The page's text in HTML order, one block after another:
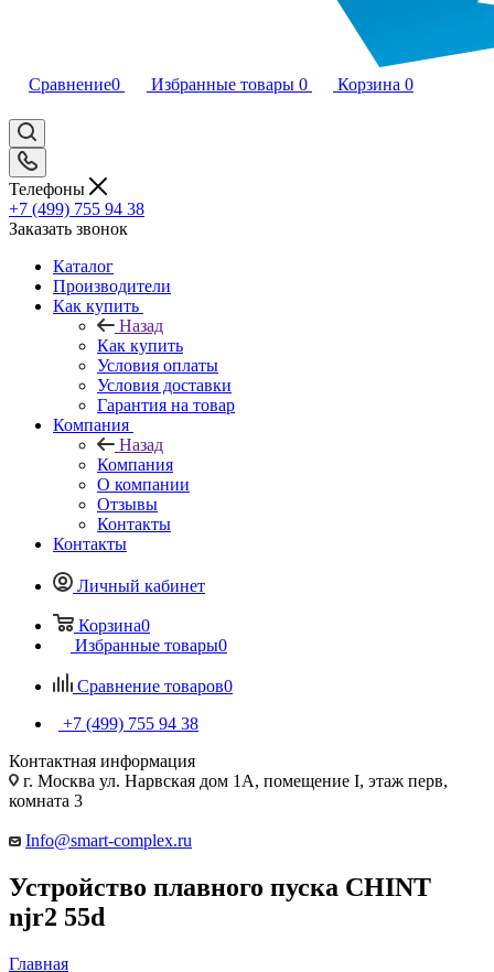
Сравнение0 Избранные товары 0 Корзина 0
Телефоны
+7 (499) 755 94 38
Заказать звонок
Каталог
Производители
Как купить
Назад
Как купить
Условия оплаты
Условия доставки
Гарантия на товар
Компания
Назад
Компания
О компании
Отзывы
Контакты
Контакты
Личный кабинет
Корзина0
Избранные товары0
Сравнение товаров0
+7 (499) 755 94 38
Контактная информация
г. Москва ул. Нарвская дом 1А, помещение I, этаж перв,
комната 3
Info@smart-complex.ru
Устройство плавного пуска CHINT
njr2 55d
Главная